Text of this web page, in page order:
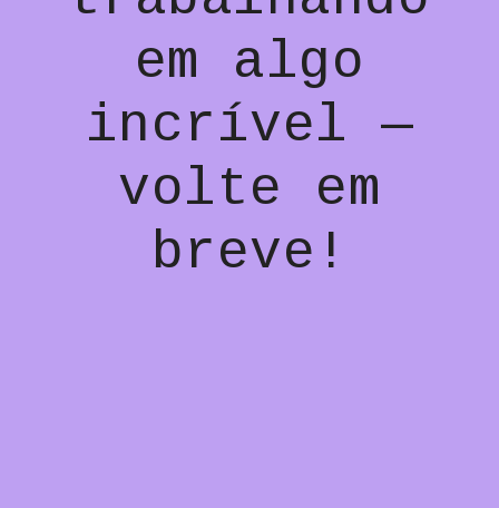
em algo
incrível —
volte em
breve!